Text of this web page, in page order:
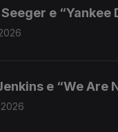
e “Yankee
e “We Are